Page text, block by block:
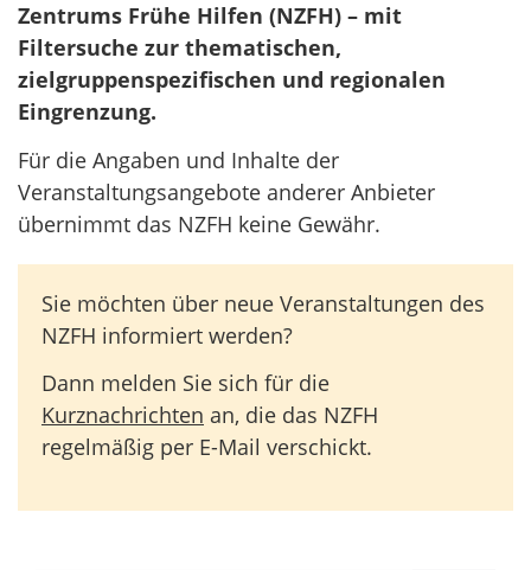
Zentrums Frühe Hilfen (NZFH) – mit
Filtersuche zur thematischen,
zielgruppenspezifischen und regionalen
Eingrenzung.
Für die Angaben und Inhalte der
Veranstaltungsangebote anderer Anbieter
übernimmt das NZFH keine Gewähr.
Sie möchten über neue Veranstaltungen des
NZFH informiert werden?
Dann melden Sie sich für die
Kurznachrichten an, die das NZFH
regelmäßig per E-Mail verschickt.